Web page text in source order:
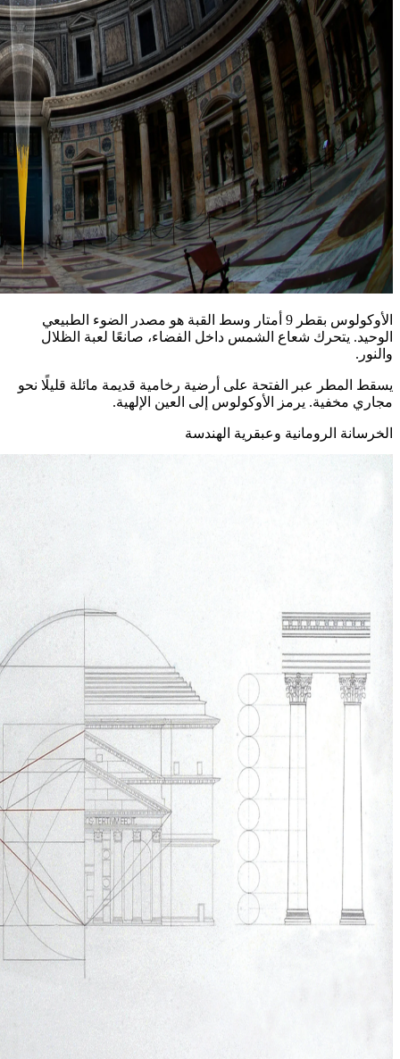
الأوكولوس بقطر 9 أمتار وسط القبة هو مصدر الضوء الطبيعي
الوحيد. يتحرك شعاع الشمس داخل الفضاء، صانعًا لعبة الظلال
والنور.
يسقط المطر عبر الفتحة على أرضية رخامية قديمة مائلة قليلًا نحو
مجاري مخفية. يرمز الأوكولوس إلى العين الإلهية.
الخرسانة الرومانية وعبقرية الهندسة